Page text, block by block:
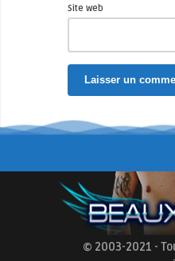
Site web
© 2003-2021 -